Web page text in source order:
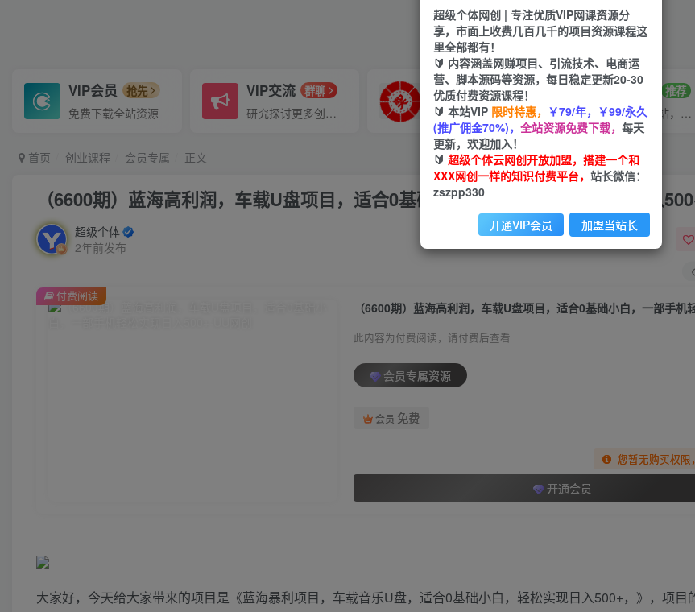
VIP会员 抢先
免费下载全站资源
VIP交流 群聊
研究探讨更多创业项目路子。
VIP推广
70%分佣
会员专属推广链接
招募站长 推荐
搭建同款网站，自己当老板
首页 创业课程 会员专属 正文
（6600期）蓝海高利润，车载U盘项目，适合0基础小白，一部手机轻松实现日入
超级个体
2年前发布
此内容为付费阅读，请付费后查看
会员专属资源
会员 免费
您暂无购买权限
开通会员
付费阅读
大家好，今天给大家带来的项目是《蓝海暴利项目，车载音乐U盘，适合0基础小白，轻松实现日入500+，》，项目
超级个体网创 | 专注优质VIP网课资源分
享，市面上收费几百几千的项目资源课程这
里全部都有！
🔰 内容涵盖网赚项目、引流技术、电商运
营、脚本源码等资源，每日稳定更新20-30
优质付费资源课程！
🔰 本站VIP 限时特惠， ￥79/年，￥99/永久
(推广佣金70%)， 全站资源免费下载， 每天
更新，欢迎加入！
🔰 超级个体云网创开放加盟，搭建一个和
XXX网创一样的知识付费平台， 站长微信：
zszpp330
开通VIP会员 加盟当站长